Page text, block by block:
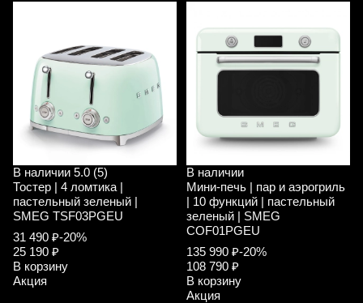
В наличии 5.0 (5)
Тостер | 4 ломтика |
пастельный зеленый |
SMEG TSF03PGEU
31 490 ₽-20%
25 190 ₽
В корзину
Акция
В наличии
Мини-печь | пар и аэрогриль
| 10 функций | пастельный
зеленый | SMEG
COF01PGEU
135 990 ₽-20%
108 790 ₽
В корзину
Акция